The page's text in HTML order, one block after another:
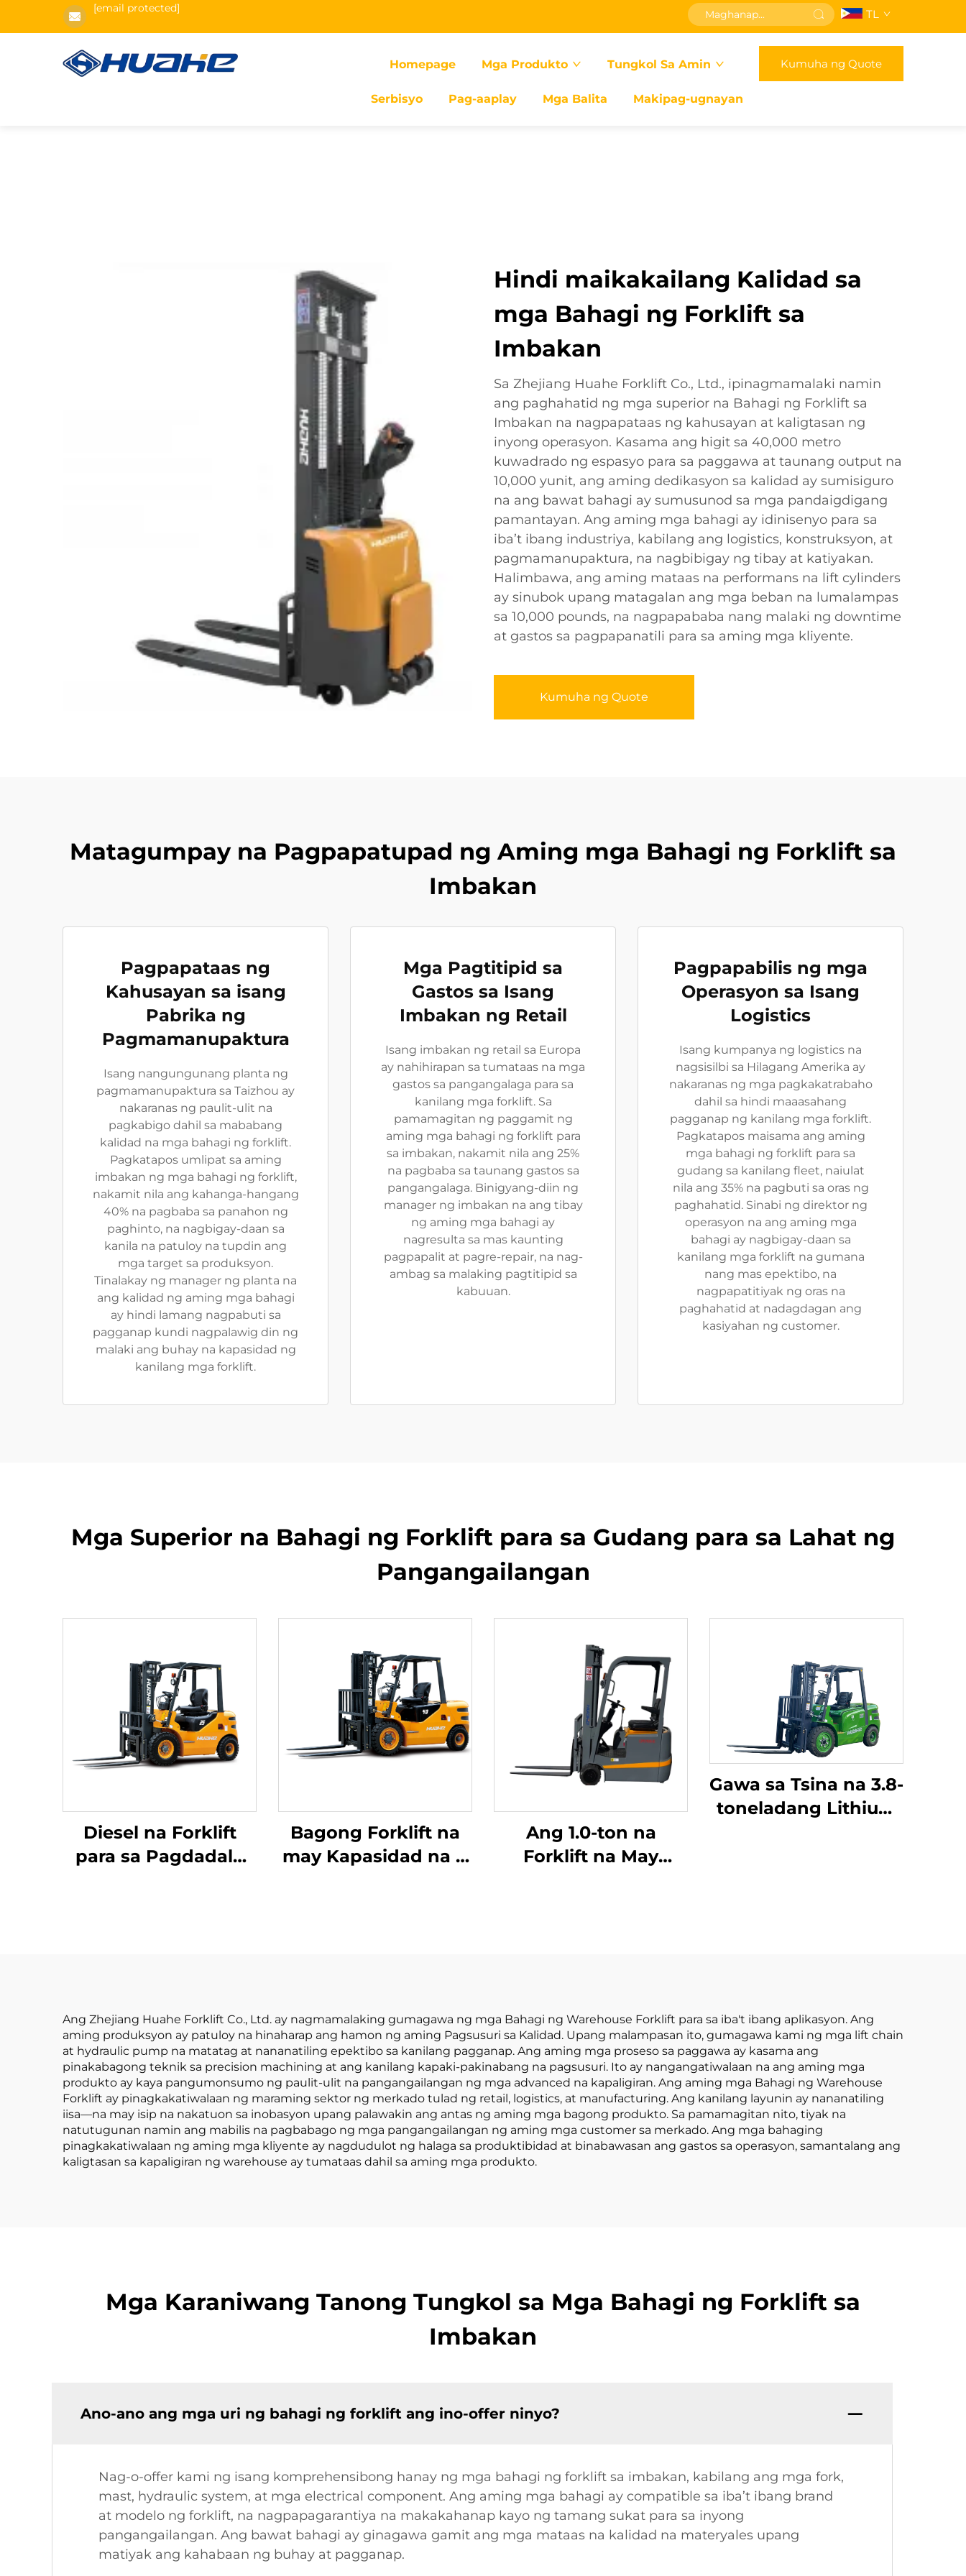
[email protected] TL
Homepage Mga Produkto Tungkol Sa Amin
Serbisyo Pag-aaplay Mga Balita Makipag-ugnayan
Kumuha ng Quote
Hindi maikakailang Kalidad sa
mga Bahagi ng Forklift sa
Imbakan
Sa Zhejiang Huahe Forklift Co., Ltd., ipinagmamalaki namin
ang paghahatid ng mga superior na Bahagi ng Forklift sa
Imbakan na nagpapataas ng kahusayan at kaligtasan ng
inyong operasyon. Kasama ang higit sa 40,000 metro
kuwadrado ng espasyo para sa paggawa at taunang output na
10,000 yunit, ang aming dedikasyon sa kalidad ay sumisiguro
na ang bawat bahagi ay sumusunod sa mga pandaigdigang
pamantayan. Ang aming mga bahagi ay idinisenyo para sa
iba’t ibang industriya, kabilang ang logistics, konstruksyon, at
pagmamanupaktura, na nagbibigay ng tibay at katiyakan.
Halimbawa, ang aming mataas na performans na lift cylinders
ay sinubok upang matagalan ang mga beban na lumalampas
sa 10,000 pounds, na nagpapababa nang malaki ng downtime
at gastos sa pagpapanatili para sa aming mga kliyente.
Kumuha ng Quote
Matagumpay na Pagpapatupad ng Aming mga Bahagi ng Forklift sa
Imbakan
Pagpapataas ng
Kahusayan sa isang
Pabrika ng
Pagmamanupaktura
Isang nangungunang planta ng
pagmamanupaktura sa Taizhou ay
nakaranas ng paulit-ulit na
pagkabigo dahil sa mababang
kalidad na mga bahagi ng forklift.
Pagkatapos umlipat sa aming
imbakan ng mga bahagi ng forklift,
nakamit nila ang kahanga-hangang
40% na pagbaba sa panahon ng
paghinto, na nagbigay-daan sa
kanila na patuloy na tupdin ang
mga target sa produksyon.
Tinalakay ng manager ng planta na
ang kalidad ng aming mga bahagi
ay hindi lamang nagpabuti sa
pagganap kundi nagpalawig din ng
malaki ang buhay na kapasidad ng
kanilang mga forklift.
Mga Pagtitipid sa
Gastos sa Isang
Imbakan ng Retail
Isang imbakan ng retail sa Europa
ay nahihirapan sa tumataas na mga
gastos sa pangangalaga para sa
kanilang mga forklift. Sa
pamamagitan ng paggamit ng
aming mga bahagi ng forklift para
sa imbakan, nakamit nila ang 25%
na pagbaba sa taunang gastos sa
pangangalaga. Binigyang-diin ng
manager ng imbakan na ang tibay
ng aming mga bahagi ay
nagresulta sa mas kaunting
pagpapalit at pagre-repair, na nag-
ambag sa malaking pagtitipid sa
kabuuan.
Pagpapabilis ng mga
Operasyon sa Isang
Logistics
Isang kumpanya ng logistics na
nagsisilbi sa Hilagang Amerika ay
nakaranas ng mga pagkakatrabaho
dahil sa hindi maaasahang
pagganap ng kanilang mga forklift.
Pagkatapos maisama ang aming
mga bahagi ng forklift para sa
gudang sa kanilang fleet, naiulat
nila ang 35% na pagbuti sa oras ng
paghahatid. Sinabi ng direktor ng
operasyon na ang aming mga
bahagi ay nagbigay-daan sa
kanilang mga forklift na gumana
nang mas epektibo, na
nagpapatitiyak ng oras na
paghahatid at nadagdagan ang
kasiyahan ng customer.
Mga Superior na Bahagi ng Forklift para sa Gudang para sa Lahat ng
Pangangailangan
Diesel na Forklift
para sa Pagdadala
Bagong Forklift na
may Kapasidad na 4
motor ng ISUZU
Ang 1.0-ton na
Forklift na May
Presyo
Gawa sa Tsina na 3.8-
toneladang Lithium
Ang Zhejiang Huahe Forklift Co., Ltd. ay nagmamalaking gumagawa ng mga Bahagi ng Warehouse Forklift para sa iba't ibang aplikasyon. Ang
aming produksyon ay patuloy na hinaharap ang hamon ng aming Pagsusuri sa Kalidad. Upang malampasan ito, gumagawa kami ng mga lift chain
at hydraulic pump na matatag at nananatiling epektibo sa kanilang pagganap. Ang aming mga proseso sa paggawa ay kasama ang
pinakabagong teknik sa precision machining at ang kanilang kapaki-pakinabang na pagsusuri. Ito ay nangangatiwalaan na ang aming mga
produkto ay kaya pangumonsumo ng paulit-ulit na pangangailangan ng mga advanced na kapaligiran. Ang aming mga Bahagi ng Warehouse
Forklift ay pinagkakatiwalaan ng maraming sektor ng merkado tulad ng retail, logistics, at manufacturing. Ang kanilang layunin ay nananatiling
iisa—na may isip na nakatuon sa inobasyon upang palawakin ang antas ng aming mga bagong produkto. Sa pamamagitan nito, tiyak na
natutugunan namin ang mabilis na pagbabago ng mga pangangailangan ng aming mga customer sa merkado. Ang mga bahaging
pinagkakatiwalaan ng aming mga kliyente ay nagdudulot ng halaga sa produktibidad at binabawasan ang gastos sa operasyon, samantalang ang
kaligtasan sa kapaligiran ng warehouse ay tumataas dahil sa aming mga produkto.
Mga Karaniwang Tanong Tungkol sa Mga Bahagi ng Forklift sa
Imbakan
Ano-ano ang mga uri ng bahagi ng forklift ang ino-offer ninyo?
Nag-o-offer kami ng isang komprehensibong hanay ng mga bahagi ng forklift sa imbakan, kabilang ang mga fork,
mast, hydraulic system, at mga electrical component. Ang aming mga bahagi ay compatible sa iba’t ibang brand
at modelo ng forklift, na nagpapagarantiya na makakahanap kayo ng tamang sukat para sa inyong
pangangailangan. Ang bawat bahagi ay ginagawa gamit ang mga mataas na kalidad na materyales upang
matiyak ang kahabaan ng buhay at pagganap.